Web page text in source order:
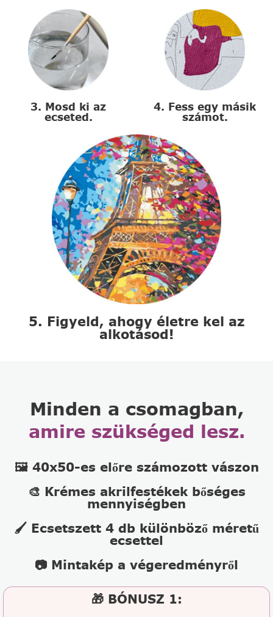
3. Mosd ki az
ecseted.
4. Fess egy másik
számot.
5. Figyeld, ahogy életre kel az
alkotásod!
Minden a csomagban,
amire szükséged lesz.
🖼️ 40x50-es előre számozott vászon
🎨 Krémes akrilfestékek bőséges
mennyiségben
🖌️ Ecsetszett 4 db különböző méretű
ecsettel
📷 Mintakép a végeredményről
🎁 BÓNUSZ 1: